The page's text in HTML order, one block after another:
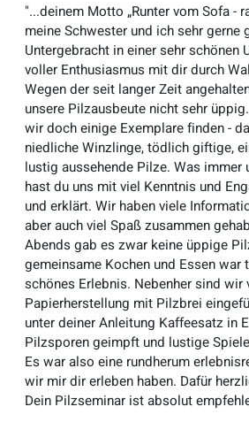
"...deinem Motto „Runter vom Sofa -
meine Schwester und ich sehr gerne
Untergebracht in einer sehr schönen
voller Enthusiasmus mit dir durch
Wegen der seit langer Zeit
unsere Pilzausbeute nicht sehr
wir doch einige Exemplare finden -
niedliche Winzlinge, tödlich giftige,
lustig aussehende Pilze. Was immer
hast du uns mit viel Kenntnis und
und erklärt. Wir haben viele
aber auch viel Spaß zusammen
Abends gab es zwar keine üppige
gemeinsame Kochen und Essen war
schönes Erlebnis. Nebenher sind wir
Papierherstellung mit Pilzbrei
unter deiner Anleitung Kaffeesatz in
Pilzsporen geimpft und lustige
Es war also eine rundherum
wir mir dir erleben haben. Dafür
Dein Pilzseminar ist absolut